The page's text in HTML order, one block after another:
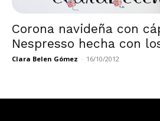
Corona navideña con
Nespresso hecha con
Clara Belen Gómez - 16/10/2012